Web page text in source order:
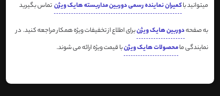
میتوانید باکمیران نماینده رسمی دوربین مداربسته هایک ویژنتماس بگیرید
به صفحهدوربین هایک ویژنبرای اطلاع از تخفیفات ویژه همکار مراجعه کنید. در
نمایندگی مامحصولات هایک ویژنبا قیمت ویژه ارائه می شوند.